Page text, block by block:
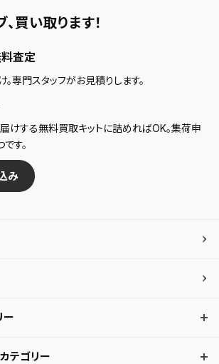
買い取ります！
査定
専門スタッフがお見積りします。
けする無料買取キットに詰めればOK。集荷申
す。
み
ー
テゴリー